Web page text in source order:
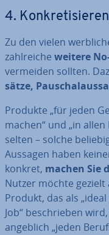
4.
Zu den vielen
zahl­rei­che weitere
vermeiden sollten.
sätze,
Produkte „für jeden
machen“ und „in
selten – solche
Aussagen haben
konkret, machen Sie
Nutzer möchte
Produkt, das als
Job“ be­schrie­ben
angeblich „jeden